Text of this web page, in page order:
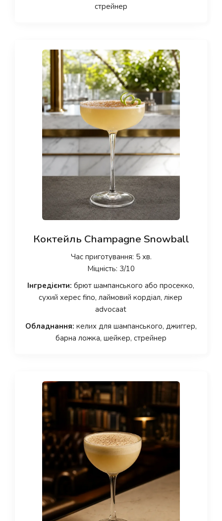
стрейнер
Коктейль Champagne Snowball
Час приготування: 5 хв.
Міцність: 3/10
Інгредієнти: брют шампанського або просекко,
сухий херес fino, лаймовий кордіал, лікер
advocaat
Обладнання: келих для шампанського, джиггер,
барна ложка, шейкер, стрейнер